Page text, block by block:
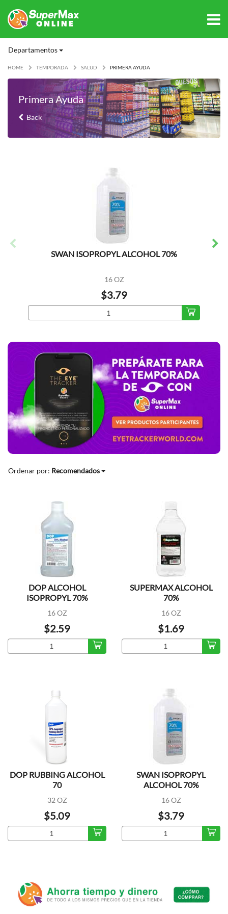
Departamentos
HOME TEMPORADA SALUD PRIMERA AYUDA
Primera Ayuda
Back
SWAN ISOPROPYL ALCOHOL 70%
16 OZ
$3.79
Ordenar por: Recomendados
DOP ALCOHOL
ISOPROPYL 70%
16 OZ
$2.59
SUPERMAX ALCOHOL
70%
16 OZ
$1.69
DOP RUBBING ALCOHOL
70
32 OZ
$5.09
SWAN ISOPROPYL
ALCOHOL 70%
16 OZ
$3.79